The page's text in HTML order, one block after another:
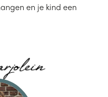
en je kind een